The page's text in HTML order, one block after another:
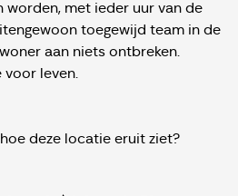
worden, met ieder uur van de
toegewijd team in de
aan niets ontbreken.
voor leven.
deze locatie eruit ziet?